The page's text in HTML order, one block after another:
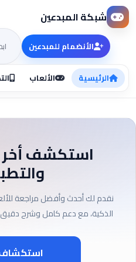
شبكة المبدعين
الرئيسية الألعاب
الأنضمام للمبدعين
استكشف أخر
نقدم لك أحدث وأفضل مراجعة
الذكية، مع دعم كامل وشرح دقيق
استكشاف